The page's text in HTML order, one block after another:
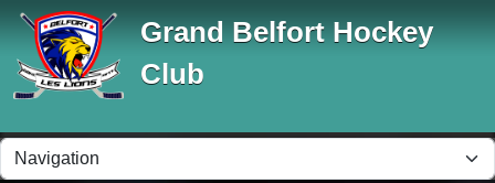
Grand Belfort Hockey
Club
Panneau de gestion des cookies